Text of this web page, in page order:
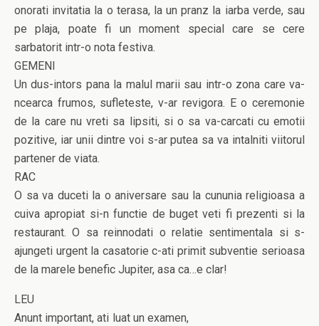
onorati invitatia la o terasa, la un pranz la iarba verde, sau
pe plaja, poate fi un moment special care se cere
sarbatorit intr-o nota festiva.
GEMENI
Un dus-intors pana la malul marii sau intr-o zona care va-
ncearca frumos, sufleteste, v-ar revigora. E o ceremonie
de la care nu vreti sa lipsiti, si o sa va-carcati cu emotii
pozitive, iar unii dintre voi s-ar putea sa va intalniti viitorul
partener de viata.
RAC
O sa va duceti la o aniversare sau la cununia religioasa a
cuiva apropiat si-n functie de buget veti fi prezenti si la
restaurant. O sa reinnodati o relatie sentimentala si s-
ajungeti urgent la casatorie c-ati primit subventie serioasa
de la marele benefic Jupiter, asa ca…e clar!
LEU
Anunt important, ati luat un examen,